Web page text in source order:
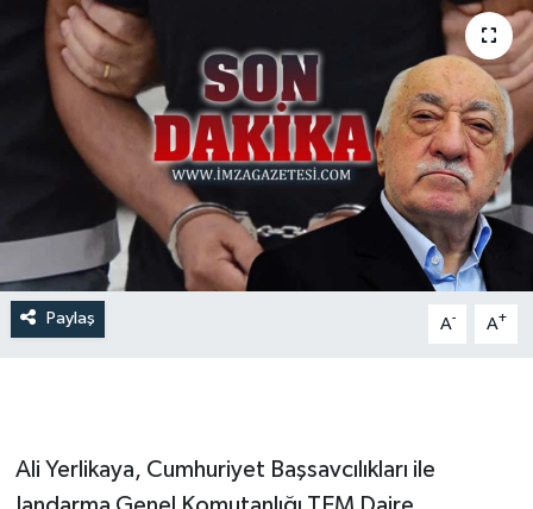
Paylaş A- A+
Ali Yerlikaya, Cumhuriyet Başsavcılıkları ile